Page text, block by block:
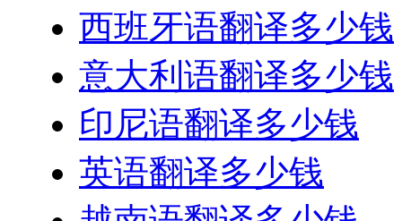
西班牙语翻译多少钱
意大利语翻译多少钱
印尼语翻译多少钱
英语翻译多少钱